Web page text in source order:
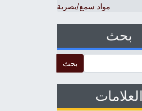
مواد سمع/بصرية
بحث
العلامات